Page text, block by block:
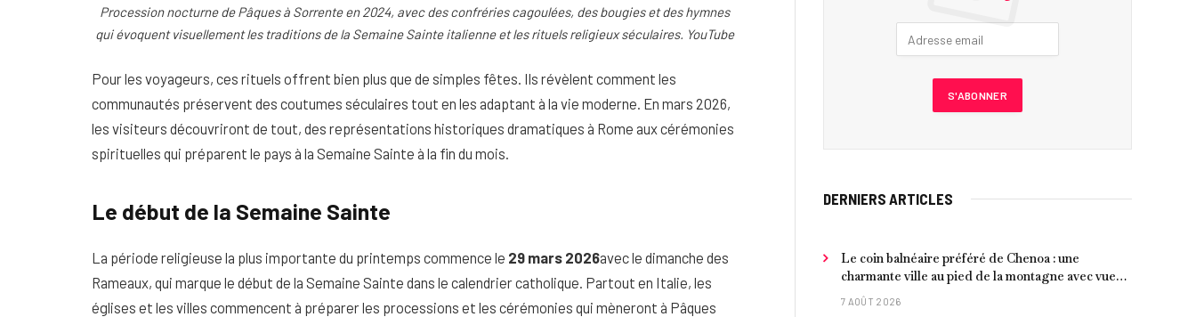
Procession nocturne de Pâques à Sorrente en 2024, avec des confréries cagoulées, des bougies et des hymnes
qui évoquent visuellement les traditions de la Semaine Sainte italienne et les rituels religieux séculaires. YouTube​
Pour les voyageurs, ces rituels offrent bien plus que de simples fêtes. Ils révèlent comment les
communautés préservent des coutumes séculaires tout en les adaptant à la vie moderne. En mars 2026,
les visiteurs découvriront de tout, des représentations historiques dramatiques à Rome aux cérémonies
spirituelles qui préparent le pays à la Semaine Sainte à la fin du mois.
Le début de la Semaine Sainte
La période religieuse la plus importante du printemps commence le 29 mars 2026avec le dimanche des
Rameaux, qui marque le début de la Semaine Sainte dans le calendrier catholique. Partout en Italie, les
églises et les villes commencent à préparer les processions et les cérémonies qui mèneront à Pâques
DERNIERS ARTICLES
Le coin balnéaire préféré de Chenoa : une
charmante ville au pied de la montagne avec vue
sur la Méditerranée, bon poisson et criques
7 AOÛT 2026